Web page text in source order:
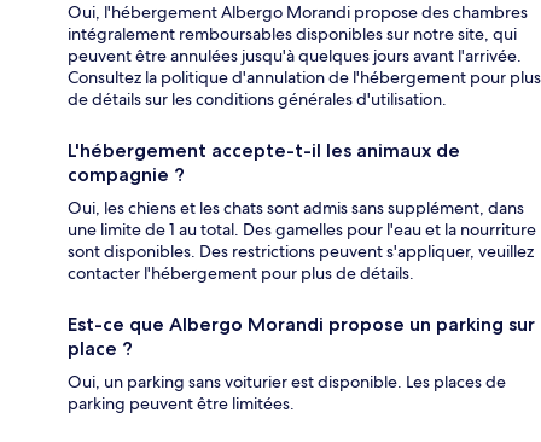
Oui, l'hébergement Albergo Morandi propose des chambres
intégralement remboursables disponibles sur notre site, qui
peuvent être annulées jusqu'à quelques jours avant l'arrivée.
Consultez la politique d'annulation de l'hébergement pour plus
de détails sur les conditions générales d'utilisation.
L'hébergement accepte-t-il les animaux de
compagnie ?
Oui, les chiens et les chats sont admis sans supplément, dans
une limite de 1 au total. Des gamelles pour l'eau et la nourriture
sont disponibles. Des restrictions peuvent s'appliquer, veuillez
contacter l'hébergement pour plus de détails.
Est-ce que Albergo Morandi propose un parking sur
place ?
Oui, un parking sans voiturier est disponible. Les places de
parking peuvent être limitées.